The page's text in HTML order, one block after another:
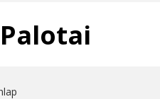
Palotai